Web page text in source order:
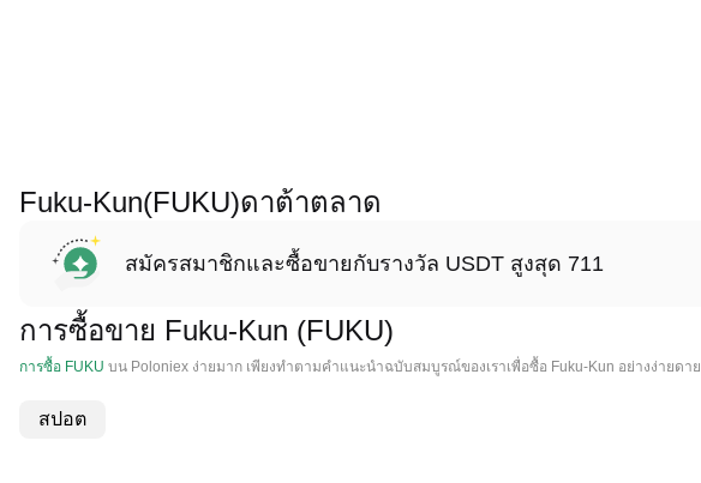
Fuku-Kun(FUKU)ดาต้าตลาด
สมัครสมาชิกและซื้อขายกับรางวัล USDT สูงสุด 711
การซื้อขาย Fuku-Kun (FUKU)
การซื้อ FUKU บน Poloniex ง่ายมาก เพียงทําตามคําแนะนําฉบับสมบูรณ์ของเราเพื่อซื้อ Fuku-Kun อย่างง่ายดาย
สปอต